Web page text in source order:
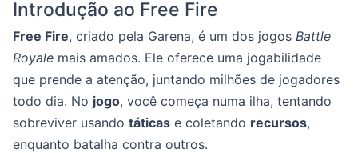
Introdução ao Free Fire
Free Fire, criado pela Garena, é um dos jogos Battle
Royale mais amados. Ele oferece uma jogabilidade
que prende a atenção, juntando milhões de jogadores
todo dia. No jogo, você começa numa ilha, tentando
sobreviver usando táticas e coletando recursos,
enquanto batalha contra outros.